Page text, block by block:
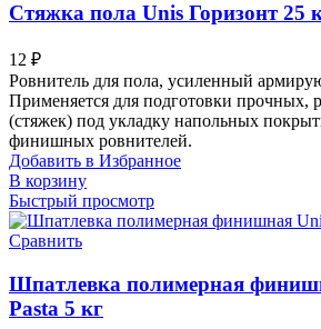
Стяжка пола Unis Горизонт 25
12 ₽
Ровнитель для пола, усиленный
Применяется для подготовки прочных,
(стяжек) под укладку напольных
финишных ровнителей.
Добавить в Избранное
В корзину
Быстрый просмотр
Сравнить
Шпатлевка полимерная
Pasta 5 кг